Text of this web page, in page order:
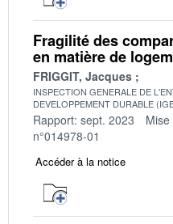
Fragilité des
en matière de
FRIGGIT, Jacques
INSPECTION GENERALE DE
DEVELOPPEMENT DURABLE
Rapport: sept. 2023
n°014978-01
Accéder à la notice